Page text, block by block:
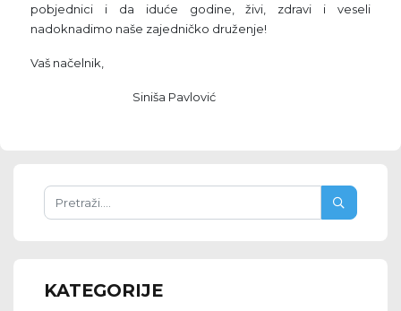
pobjednici i da iduće godine, živi, zdravi i veseli
nadoknadimo naše zajedničko druženje!
Vaš načelnik,
Siniša Pavlović
KATEGORIJE